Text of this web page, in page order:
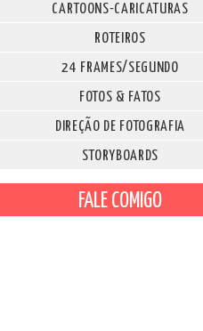
CARTOONS-CARICATURAS
ROTEIROS
24 FRAMES/SEGUNDO
FOTOS & FATOS
DIREÇÃO DE FOTOGRAFIA
STORYBOARDS
FALE COMIGO